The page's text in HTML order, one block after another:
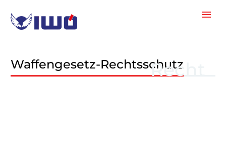
Waffengesetz-Rechtsschutz
Recht